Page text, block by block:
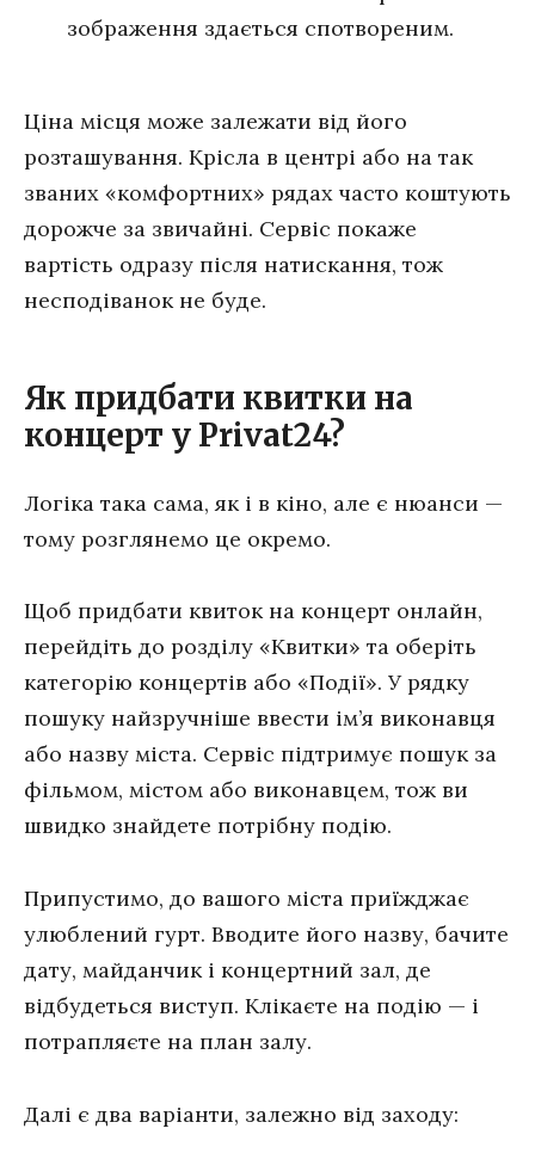
зображення здається спотвореним.
Ціна місця може залежати від його
розташування. Крісла в центрі або на так
званих «комфортних» рядах часто коштують
дорожче за звичайні. Сервіс покаже
вартість одразу після натискання, тож
несподіванок не буде.
Як придбати квитки на
концерт у Privat24?
Логіка така сама, як і в кіно, але є нюанси —
тому розглянемо це окремо.
Щоб придбати квиток на концерт онлайн,
перейдіть до розділу «Квитки» та оберіть
категорію концертів або «Події». У рядку
пошуку найзручніше ввести ім’я виконавця
або назву міста. Сервіс підтримує пошук за
фільмом, містом або виконавцем, тож ви
швидко знайдете потрібну подію.
Припустимо, до вашого міста приїжджає
улюблений гурт. Вводите його назву, бачите
дату, майданчик і концертний зал, де
відбудеться виступ. Клікаєте на подію — і
потрапляєте на план залу.
Далі є два варіанти, залежно від заходу: